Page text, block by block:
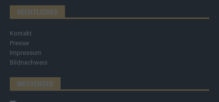
RECHTLICHES
Kontakt
Presse
Impressum
Bildnachweis
MESSENGER